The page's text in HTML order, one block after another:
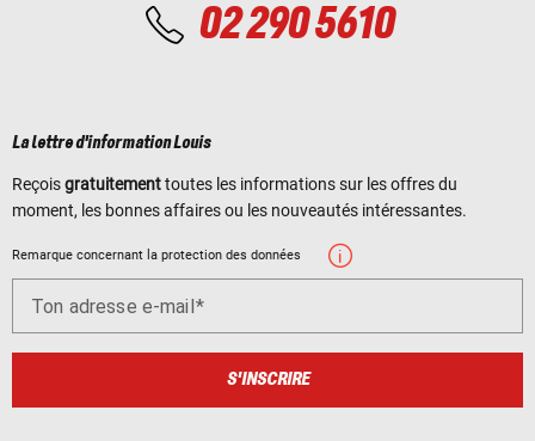
02 290 5610
La lettre d'information Louis
Reçoisgratuitementtoutes les informations sur les offres du
moment, les bonnes affaires ou les nouveautés intéressantes.
Remarque concernant la protection des données
Ton adresse e-mail
S'INSCRIRE